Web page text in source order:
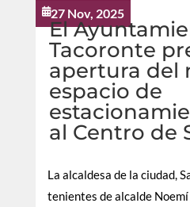
27 Nov, 2025
El
Tacoronte
apertura del
espacio de
al Centro de
La alcaldesa de la ciudad,
tenientes de alcalde